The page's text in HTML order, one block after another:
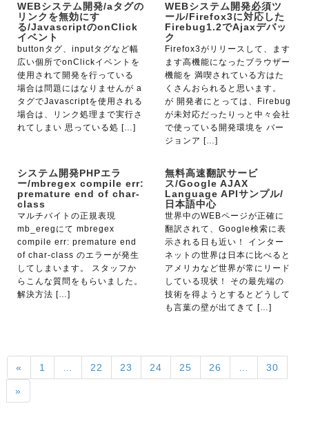
WEBシステム開発/aタグの
リンクを無効にす
る/JavascriptのonClick
イベント
buttonタグ、inputタグなど幅
広い個所でonClickイベントを
使用されて開発を行っている
場合は問題にはなりませんが a
タグでJavascriptを使用される
場合は、リンク処理まで実行さ
れてしまい 思っている処 […]
WEBシステム開発必須ツ
ール/Firefox3に対応した
Firebug1.2でAjaxデバッ
ク
Firefox3がリリースして、ます
ます高機能になったブラウザー
機能を 満喫されている方はた
くさんおられると思います。
が 開発者にとっては、Firebug
が未対応だったりっと中々会社
で使っている開発環境を バー
ジョンア […]
システム開発PHPエラ
ー/mbregex compile err:
premature end of char-
class
マルチバイトの正規表現
mb_eregにて mbregex
compile err: premature end
of char-class のエラーが発生
してしまいます。 スタッフか
らこんな質問をもらいました。
解決方法 […]
無料高速翻訳サービ
ス/Google AJAX
Language APIサンプル/
日本語中心
世界中のWEBページが正確に
翻訳されて、Google検索に表
示される日も近い！ インター
ネットの世界は日本に比べると
アメリカなど世界が常にリード
している現状！ その最先端の
技術を得ようとするとどうして
も言葉の壁が出てきて […]
« 1 22 23 24 25 26 30
»